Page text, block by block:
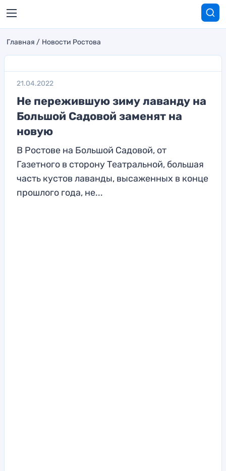
Главная Новости Ростова
21.04.2022
Не пережившую зиму лаванду на
Большой Садовой заменят на
новую
В Ростове на Большой Садовой, от
Газетного в сторону Театральной, большая
часть кустов лаванды, высаженных в конце
прошлого года, не...